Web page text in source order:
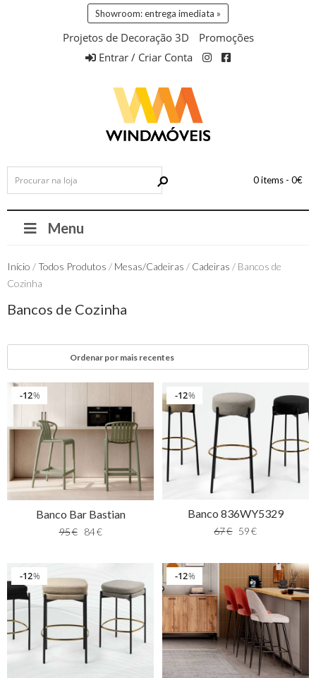
Showroom: entrega imediata »
Projetos de Decoração 3D
Promoções
Entrar / Criar Conta
0 items - 0€
Menu
Início /Todos Produtos / Mesas/Cadeiras / Cadeiras / Bancos de
Cozinha
Bancos de Cozinha
%
12
Banco Bar Bastian
95€ 84€
%
12
Banco 836WY5329
67€ 59 €
%
12 %
12